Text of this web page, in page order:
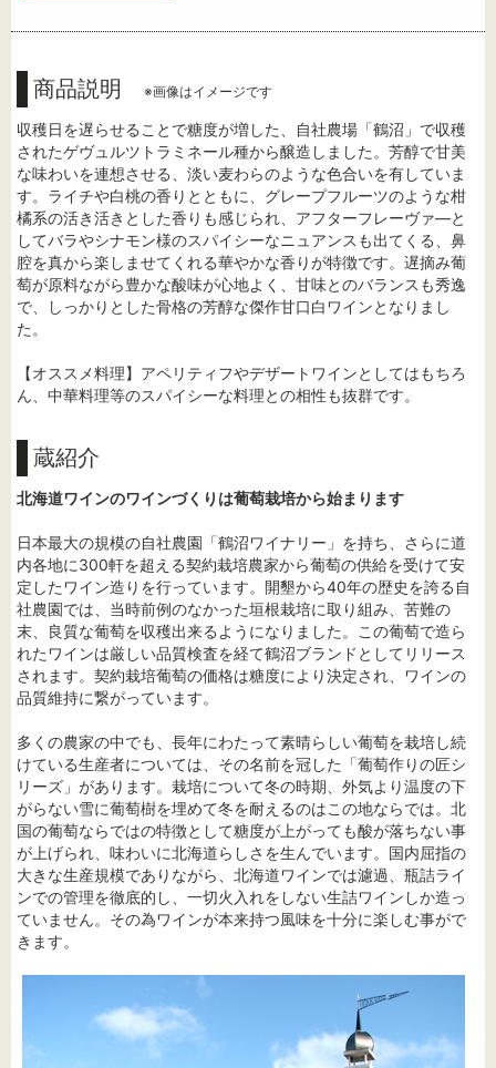
商品説明 ※画像はイメージです
収穫日を遅らせることで糖度が増した、自社農場「鶴沼」で収穫
されたゲヴュルツトラミネール種から醸造しました。芳醇で甘美
な味わいを連想させる、淡い麦わらのような色合いを有していま
す。ライチや白桃の香りとともに、グレープフルーツのような柑
橘系の活き活きとした香りも感じられ、アフターフレーヴァ―と
してバラやシナモン様のスパイシーなニュアンスも出てくる、鼻
腔を真から楽しませてくれる華やかな香りが特徴です。遅摘み葡
萄が原料ながら豊かな酸味が心地よく、甘味とのバランスも秀逸
で、しっかりとした骨格の芳醇な傑作甘口白ワインとなりまし
た。
【オススメ料理】アペリティフやデザートワインとしてはもちろ
ん、中華料理等のスパイシーな料理との相性も抜群です。
蔵紹介
北海道ワインのワインづくりは葡萄栽培から始まります
日本最大の規模の自社農園「鶴沼ワイナリー」を持ち、さらに道
内各地に300軒を超える契約栽培農家から葡萄の供給を受けて安
定したワイン造りを行っています。開墾から40年の歴史を誇る自
社農園では、当時前例のなかった垣根栽培に取り組み、苦難の
末、良質な葡萄を収穫出来るようになりました。この葡萄で造ら
れたワインは厳しい品質検査を経て鶴沼ブランドとしてリリース
されます。契約栽培葡萄の価格は糖度により決定され、ワインの
品質維持に繋がっています。
多くの農家の中でも、長年にわたって素晴らしい葡萄を栽培し続
けている生産者については、その名前を冠した「葡萄作りの匠シ
リーズ」があります。栽培について冬の時期、外気より温度の下
がらない雪に葡萄樹を埋めて冬を耐えるのはこの地ならでは。北
国の葡萄ならではの特徴として糖度が上がっても酸が落ちない事
が上げられ、味わいに北海道らしさを生んでいます。国内屈指の
大きな生産規模でありながら、北海道ワインでは濾過、瓶詰ライ
ンでの管理を徹底的し、一切火入れをしない生詰ワインしか造っ
ていません。その為ワインが本来持つ風味を十分に楽しむ事がで
きます。